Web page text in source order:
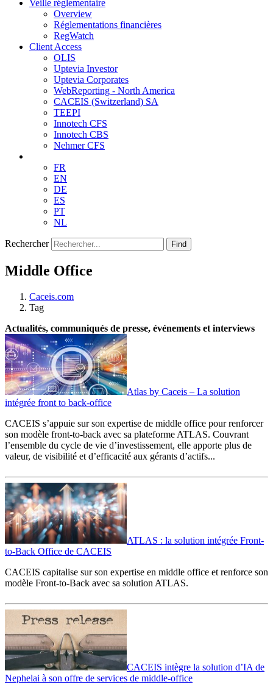
Veille réglementaire
Overview
Réglementations financières
RegWatch
Client Access
OLIS
Uptevia Investor
Uptevia Corporates
WebReporting - North America
CACEIS (Switzerland) SA
TEEPI
Innotech CFS
Innotech CBS
Nehmer CFS
FR
EN
DE
ES
PT
NL
Rechercher Find
Middle Office
Caceis.com
Tag
Actualités, communiqués de presse, événements et interviews
Atlas by Caceis – La solution
intégrée front to back-office
CACEIS s’appuie sur son expertise de middle office pour renforcer
son modèle front-to-back avec sa plateforme ATLAS. Couvrant
l’ensemble du cycle de vie d’investissement, elle apporte plus de
valeur, de visibilité et d’efficacité aux gérants d’actifs...
ATLAS : la solution intégrée Front-
to-Back Office de CACEIS
CACEIS capitalise sur son expertise en middle office et renforce son
modèle Front-to-Back avec sa solution ATLAS.
CACEIS intègre la solution d’IA de
Nephelai à son offre de services de middle-office